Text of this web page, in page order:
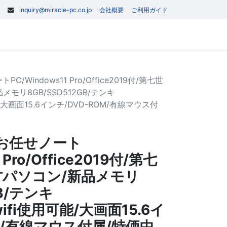
inquiry@miracle-pc.co.jp 会社概要 ご利用ガイド
トPC/Windows11 Pro/Office2019付/第七世
モリ8GB/SSD512GB/テンキ
画面15.6インチ/DVD-ROM/有線マウス付
任せノート
Office2019付/第七
ソコン/新品メモリ
テンキ
使用可能/大画面15.6イ